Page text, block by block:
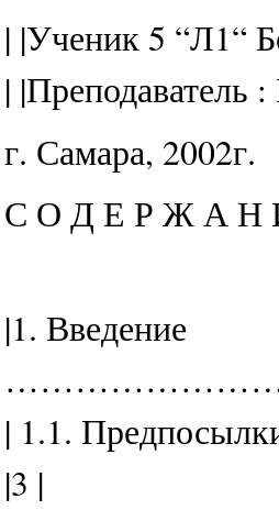
| |Ученик 5 “Л1“
| |Преподаватель
г. Самара, 2002г.
С О Д Е Р Ж А Н
|1. Введение
| 1.1.
|3 |